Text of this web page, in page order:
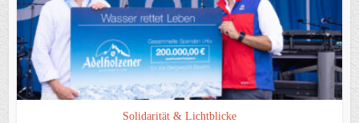
Solidarität & Lichtblicke